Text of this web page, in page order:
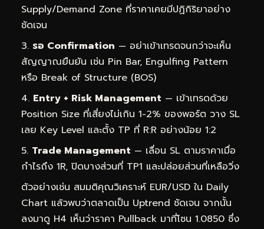
Supply/Demand Zone ที่ราคาเคยมีปฏิกิริยาอย่าง
ชัดเจน
รอ Confirmation — อย่าเข้าเทรดจนกว่าจะเห็น
สัญญาณยืนยัน เช่น Pin Bar, Engulfing Pattern
หรือ Break of Structure (BOS)
Entry + Risk Management — เข้าเทรดด้วย
Position Size ที่เสี่ยงไม่เกิน 1-2% ของพอร์ต วาง SL
เลย Key Level และตั้ง TP ที่ R:R อย่างน้อย 1:2
Trade Management — เลื่อน SL ตามราคาเมื่อ
กำไรถึง 1R, ปิดบางส่วนที่ TP1 และปล่อยส่วนที่เหลือวิ่ง
ตัวอย่างเช่น สมมติคุณวิเคราะห์ EUR/USD ใน Daily
Chart แล้วพบว่าตลาดเป็น Uptrend ชัดเจน จากนั้น
ลงมาดู H4 เห็นว่าราคา Pullback มาที่โซน 1.0850 ซึ่ง